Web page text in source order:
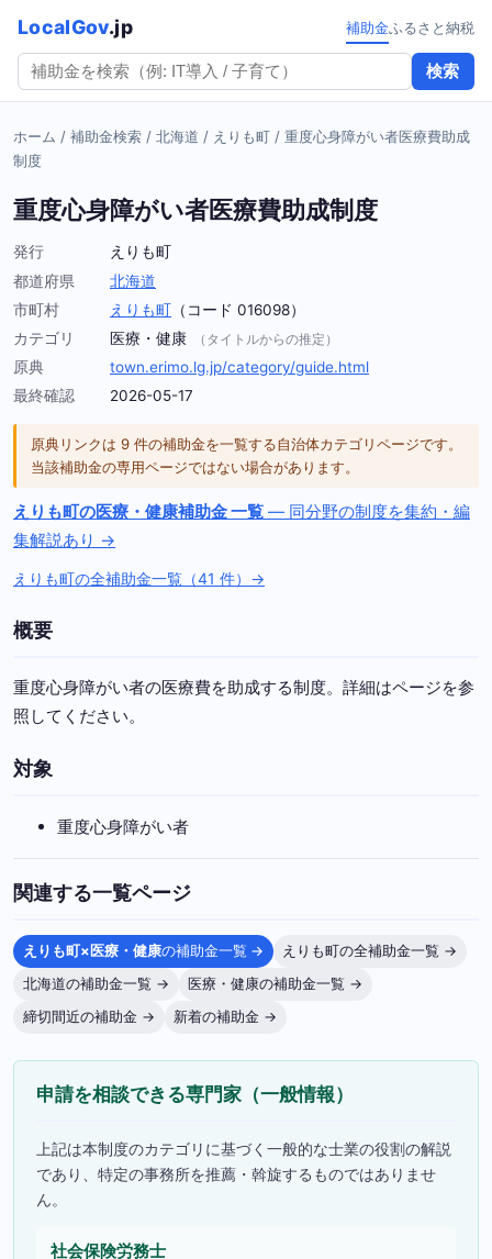
LocalGov.jp
検索
補助金ふるさと納税
ホーム / 補助金検索 / 北海道 / えりも町 / 重度心身障がい者医療費助成
制度
重度心身障がい者医療費助成制度
発行
えりも町
都道府県
北海道
市町村
えりも町 （コード 016098）
カテゴリ
医療・健康 （タイトルからの推定）
原典
town.erimo.lg.jp/category/guide.html
最終確認
2026-05-17
原典リンクは 9 件の補助金を一覧する自治体カテゴリページです。
当該補助金の専用ページではない場合があります。
えりも町の医療・健康補助金 一覧 — 同分野の制度を集約・編
集解説あり →
えりも町の全補助金一覧（41 件）→
概要
重度心身障がい者の医療費を助成する制度。詳細はページを参
照してください。
対象
重度心身障がい者
関連する一覧ページ
えりも町×医療・健康の補助金一覧 →
えりも町の全補助金一覧 →
北海道の補助金一覧 →
医療・健康の補助金一覧 →
締切間近の補助金 →
新着の補助金 →
申請を相談できる専門家（一般情報）
上記は本制度のカテゴリに基づく一般的な士業の役割の解説
であり、特定の事務所を推薦・斡旋するものではありませ
ん。
社会保険労務士